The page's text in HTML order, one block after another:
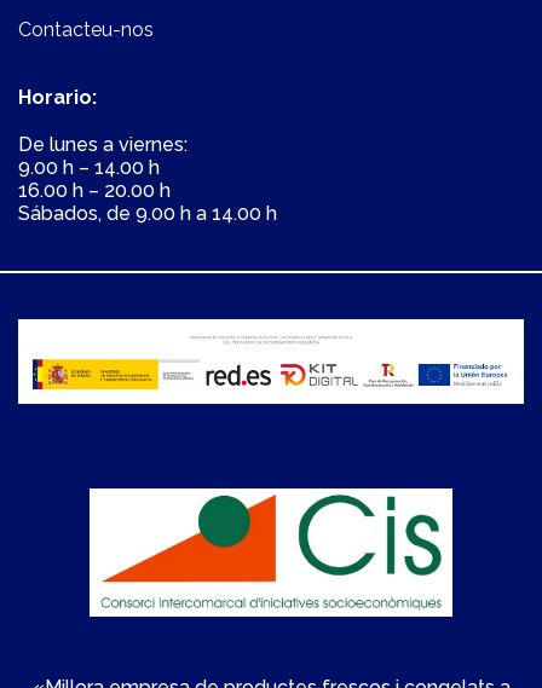
Contacteu-nos
Horario:
De lunes a viernes:
9.00 h – 14.00 h
16.00 h – 20.00 h
Sábados, de 9.00 h a 14.00 h